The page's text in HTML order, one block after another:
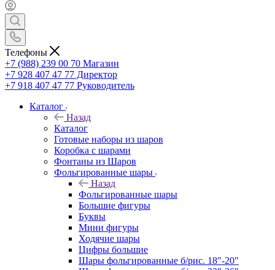
Телефоны
+7 (988) 239 00 70 Магазин
+7 928 407 47 77 Директор
+7 918 407 47 77 Руководитель
Каталог
Назад
Каталог
Готовые наборы из шаров
Коробка с шарами
Фонтаны из Шаров
Фольгированные шары
Назад
Фольгированные шары
Большие фигуры
Буквы
Мини фигуры
Ходячие шары
Цифры большие
Шары фольгированные б/рис. 18"-20"